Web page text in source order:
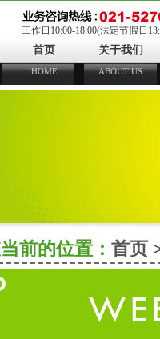
工作日10:00-18:00(法定节假日
首页 关于我们
HOME ABOUT US
前的位置： 首页